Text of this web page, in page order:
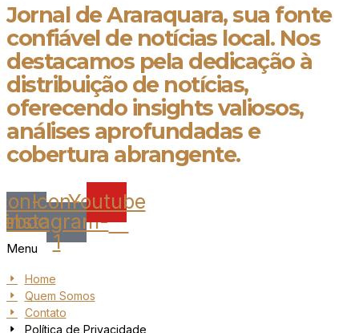
Jornal de Araraquara, sua fonte
confiável de notícias local. Nos
destacamos pela dedicação à
distribuição de notícias,
oferecendo insights valiosos,
análises aprofundadas e
cobertura abrangente.
Icon-
instagram-
1
Youtube
Menu
Home
Quem Somos
Contato
Política de Privacidade